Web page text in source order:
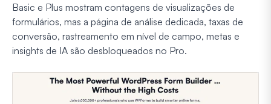
Basic e Plus mostram contagens de visualizações de
formulários, mas a página de análise dedicada, taxas de
conversão, rastreamento em nível de campo, metas e
insights de IA são desbloqueados no Pro.